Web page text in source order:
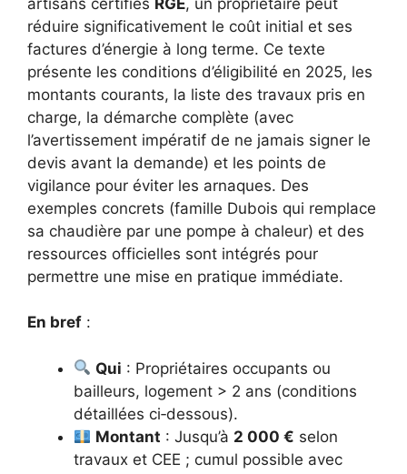
réduire significativement le coût initial et ses
factures d’énergie à long terme. Ce texte
présente les conditions d’éligibilité en 2025, les
montants courants, la liste des travaux pris en
charge, la démarche complète (avec
l’avertissement impératif de ne jamais signer le
devis avant la demande) et les points de
vigilance pour éviter les arnaques. Des
exemples concrets (famille Dubois qui remplace
sa chaudière par une pompe à chaleur) et des
ressources officielles sont intégrés pour
permettre une mise en pratique immédiate.
En bref :
Qui : Propriétaires occupants ou
bailleurs, logement > 2 ans (conditions
détaillées ci‑dessous).
Montant : Jusqu’à 2 000 € selon
travaux et CEE ; cumul possible avec